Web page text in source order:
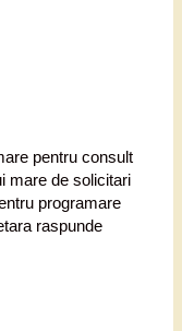
pentru consult
mare de solicitari
programare
raspunde